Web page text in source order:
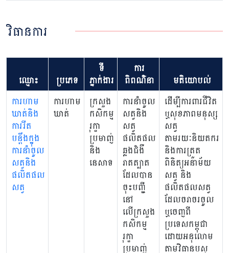
វិធានការ
ឈ្មោះ ប្រភេទ
ទី
ភ្នាក់ងារ
ការ
ពិពណ៌នា
មតិយោបល់
ការហាម
ឃាត់និង
ការរឹត
បន្តឹងក្នុង
ការនាំចូល
សត្វនិង
ផលិតផល
សត្វ
ការហាម
ឃាត់
ក្រសួង
កសិកម្ម
រុក្ខា
ប្រមាញ់
និង
នេសាទ
ការនាំចូល
សត្វនិង
សត្វ
ផលិតផល
ឆ្លងជំងឺ
រាតត្បាត
ដែលបាន
ចុះបញ្ជី
នៅ
លើក្រសួង
កសិកម្ម
រុក្ខា
ប្រមាញ់
ដើម្បីការពារជីវិត
ឬសុខភាពមនុស្ស
សត្វ
តាមរយៈនិយតករ
និងការត្រួត
ពិនិត្យអនាម័យ
សត្វ និង
ផលិតផលសត្វ
ដែលចរាចរចូល
ឬចេញពី
ប្រទេសកម្ពុជា
ដោយអនុលោម
តាមវិធានបសុ